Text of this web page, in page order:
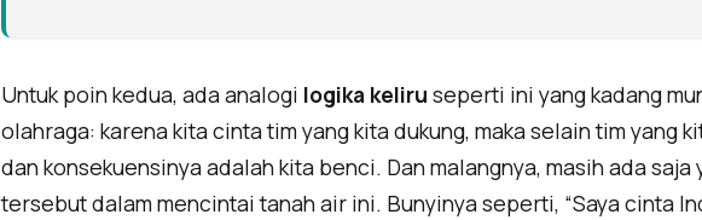
Untuk poin kedua, ada analogi logika keliru seperti ini yang kadang
olahraga: karena kita cinta tim yang kita dukung, maka selain tim yang
dan konsekuensinya adalah kita benci. Dan malangnya, masih ada saja
tersebut dalam mencintai tanah air ini. Bunyinya seperti, “Saya cinta